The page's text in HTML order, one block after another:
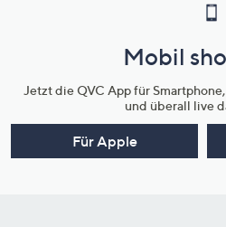
Mobil
Jetzt die QVC App für
und überall live
Für Apple